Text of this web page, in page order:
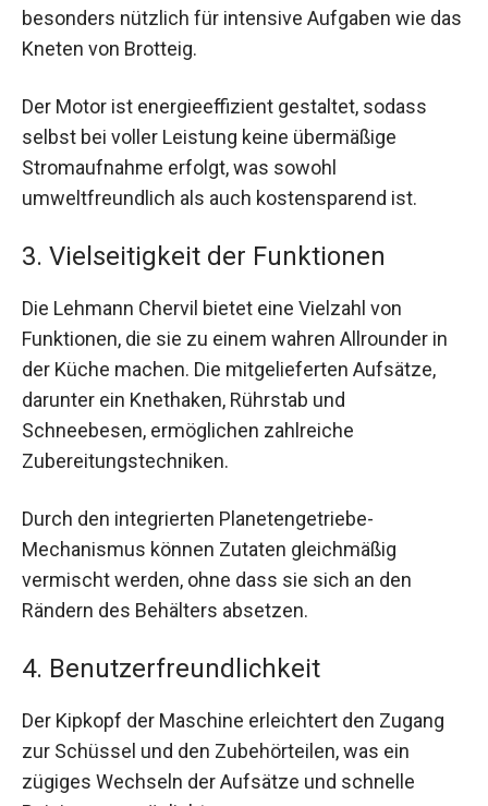
besonders nützlich für intensive Aufgaben wie das
Kneten von Brotteig.
Der Motor ist energieeffizient gestaltet, sodass
selbst bei voller Leistung keine übermäßige
Stromaufnahme erfolgt, was sowohl
umweltfreundlich als auch kostensparend ist.
3. Vielseitigkeit der Funktionen
Die Lehmann Chervil bietet eine Vielzahl von
Funktionen, die sie zu einem wahren Allrounder in
der Küche machen. Die mitgelieferten Aufsätze,
darunter ein Knethaken, Rührstab und
Schneebesen, ermöglichen zahlreiche
Zubereitungstechniken.
Durch den integrierten Planetengetriebe-
Mechanismus können Zutaten gleichmäßig
vermischt werden, ohne dass sie sich an den
Rändern des Behälters absetzen.
4. Benutzerfreundlichkeit
Der Kipkopf der Maschine erleichtert den Zugang
zur Schüssel und den Zubehörteilen, was ein
zügiges Wechseln der Aufsätze und schnelle